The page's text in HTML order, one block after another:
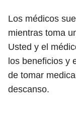
Los médicos
mientras toma
Usted y el
los beneficios y
de tomar
descanso.